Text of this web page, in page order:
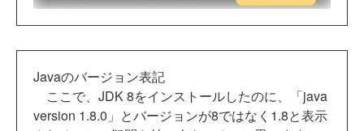
Javaのバージョン表記
ここで、JDK 8をインストールしたのに、「java
version 1.8.0」とバージョンが8ではなく1.8と表示